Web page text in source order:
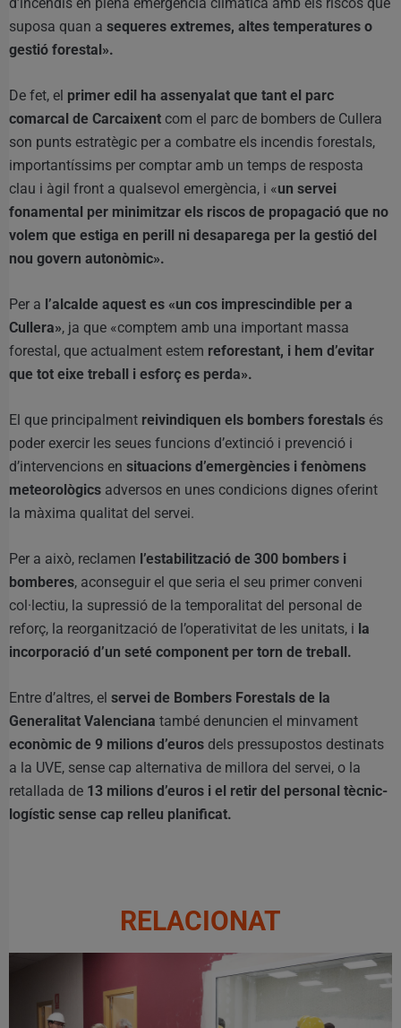
suposa quan a sequeres extremes, altes temperatures o
gestió forestal».
De fet, el primer edil ha assenyalat que tant el parc
comarcal de Carcaixent com el parc de bombers de Cullera
son punts estratègic per a combatre els incendis forestals,
importantíssims per comptar amb un temps de resposta
clau i àgil front a qualsevol emergència, i «un servei
fonamental per minimitzar els riscos de propagació que no
volem que estiga en perill ni desaparega per la gestió del
nou govern autonòmic».
Per a l’alcalde aquest es «un cos imprescindible per a
Cullera», ja que «comptem amb una important massa
forestal, que actualment estem reforestant, i hem d’evitar
que tot eixe treball i esforç es perda».
El que principalment reivindiquen els bombers forestals és
poder exercir les seues funcions d’extinció i prevenció i
d’intervencions en situacions d’emergències i fenòmens
meteorològics adversos en unes condicions dignes oferint
la màxima qualitat del servei.
Per a això, reclamen l’estabilització de 300 bombers i
bomberes, aconseguir el que seria el seu primer conveni
col·lectiu, la supressió de la temporalitat del personal de
reforç, la reorganització de l’operativitat de les unitats, i la
incorporació d’un seté component per torn de treball.
Entre d’altres, el servei de Bombers Forestals de la
Generalitat Valenciana també denuncien el minvament
econòmic de 9 milions d’euros dels pressupostos destinats
a la UVE, sense cap alternativa de millora del servei, o la
retallada de 13 milions d’euros i el retir del personal tècnic-
logístic sense cap relleu planificat.
RELACIONAT